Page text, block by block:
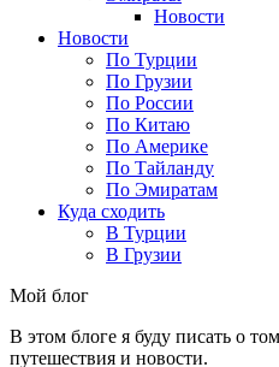
Новости
Новости
По Турции
По Грузии
По России
По Китаю
По Америке
По Тайланду
По Эмиратам
Куда сходить
В Турции
В Грузии
Мой блог
В этом блоге я буду писать о
путешествия и новости.